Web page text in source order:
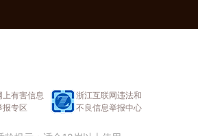
上有害信息
报专区
浙江互联网违法和
不良信息举报中心